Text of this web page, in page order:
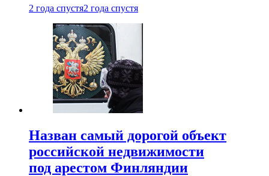
2 года спустя2 года спустя
Назван самый дорогой объект
российской недвижимости
под арестом Финляндии